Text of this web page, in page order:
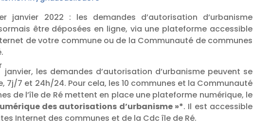
janvier 2022 : les demandes d’autorisation d’urbanisme
être déposées en ligne, via une plateforme accessible
de votre commune ou de la Communauté de communes
janvier, les demandes d’autorisation d’urbanisme peuvent se
7j/7 et 24h/24. Pour cela, les 10 communes et la Communauté
de l’île de Ré mettent en place une plateforme numérique, le
des autorisations d’urbanisme »*. Il est accessible
Internet des communes et de la Cdc île de Ré.